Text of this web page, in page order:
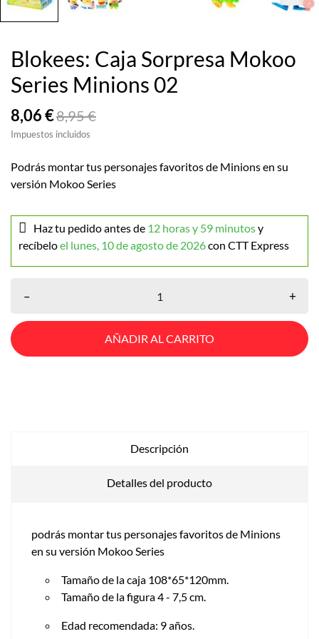
Blokees: Caja Sorpresa Mokoo
Series Minions 02
8,06 €8,95 €
Impuestos incluidos
Podrás montar tus personajes favoritos de Minions en su
versión Mokoo Series
Haz tu pedido antes de 12 horas y 59 minutosy
recíbeloel lunes, 10 de agosto de 2026con CTT Express
– +
AÑADIR AL CARRITO
Descripción
Detalles del producto
podrás montar tus personajes favoritos de Minions
en su versión Mokoo Series
Tamaño de la caja 108*65*120mm.
Tamaño de la figura 4 - 7,5 cm.
Edad recomendada: 9 años.